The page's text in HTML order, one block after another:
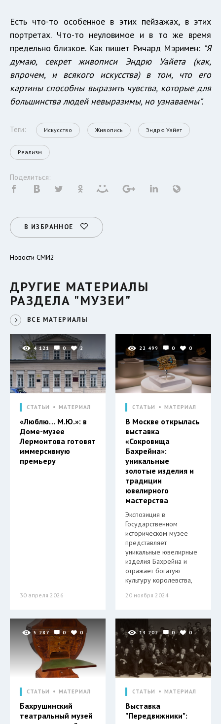
Есть что-то особенное в этих пейзажах, в этих
портретах. Что-то неуловимое и в то же время
предельно близкое. Как пишет Ричард Мэримен: "Я
думаю, секрет живописи Эндрю Уайета (как,
впрочем, и всякого искусства) в том, что его
картины способны выразить чувства, которые для
большинства людей невыразимы, но узнаваемы".
Теги: Искусство Живопись Эндрю Уайет
Реализм
Поделиться:
В ИЗБРАННОЕ
Новости СМИ2
ДРУГИЕ МАТЕРИАЛЫ
РАЗДЕЛА "МУЗЕИ"
ВСЕ МАТЕРИАЛЫ
4 121 0 2
СТАТЬИ МАТЕРИАЛ
«Люблю… М.Ю.»: в
Доме-музее
Лермонтова готовят
иммерсивную
премьеру
30 апреля 2026
22 499 0 0
СТАТЬИ МАТЕРИАЛ
В Москве открылась
выставка
«Сокровища
Бахрейна»:
уникальные
золотые изделия и
традиции
ювелирного
мастерства
Экспозиция в
Государственном
историческом музее
представляет
уникальные ювелирные
изделия Бахрейна и
отражает богатую
культуру королевства,
20 ноября 2024
5 287 0 0
СТАТЬИ МАТЕРИАЛ
Бахрушинский
театральный музей
13 202 0 0
СТАТЬИ МАТЕРИАЛ
Выставка
"Передвижники":